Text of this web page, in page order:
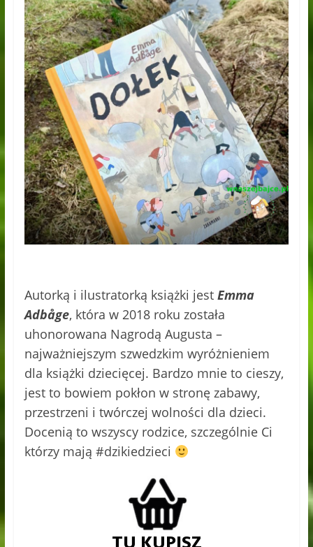
Autorką i ilustratorką książki jest Emma
Adbåge, która w 2018 roku została
uhonorowana Nagrodą Augusta –
najważniejszym szwedzkim wyróżnieniem
dla książki dziecięcej. Bardzo mnie to cieszy,
jest to bowiem pokłon w stronę zabawy,
przestrzeni i twórczej wolności dla dzieci.
Docenią to wszyscy rodzice, szczególnie Ci
którzy mają #dzikiedzieci